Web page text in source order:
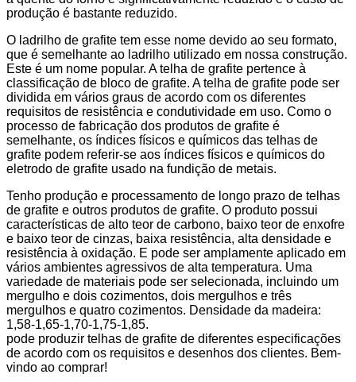
produção é bastante reduzido.
O ladrilho de grafite tem esse nome devido ao seu formato,
que é semelhante ao ladrilho utilizado em nossa construção.
Este é um nome popular. A telha de grafite pertence à
classificação de bloco de grafite. A telha de grafite pode ser
dividida em vários graus de acordo com os diferentes
requisitos de resistência e condutividade em uso. Como o
processo de fabricação dos produtos de grafite é
semelhante, os índices físicos e químicos das telhas de
grafite podem referir-se aos índices físicos e químicos do
eletrodo de grafite usado na fundição de metais.
Tenho produção e processamento de longo prazo de telhas
de grafite e outros produtos de grafite. O produto possui
características de alto teor de carbono, baixo teor de enxofre
e baixo teor de cinzas, baixa resistência, alta densidade e
resistência à oxidação. E pode ser amplamente aplicado em
vários ambientes agressivos de alta temperatura. Uma
variedade de materiais pode ser selecionada, incluindo um
mergulho e dois cozimentos, dois mergulhos e três
mergulhos e quatro cozimentos. Densidade da madeira:
1,58-1,65-1,70-1,75-1,85.
pode produzir telhas de grafite de diferentes especificações
de acordo com os requisitos e desenhos dos clientes. Bem-
vindo ao comprar!